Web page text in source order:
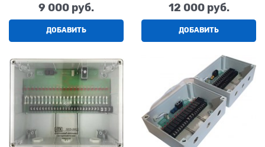
9 000 руб.
ДОБАВИТЬ
12 000 руб.
ДОБАВИТЬ